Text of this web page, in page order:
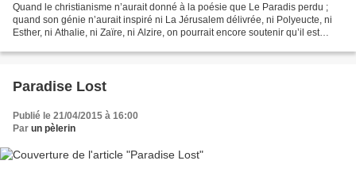
Quand le christianisme n’aurait donné à la poésie que Le Paradis perdu ;
quand son génie n’aurait inspiré ni La Jérusalem délivrée, ni Polyeucte, ni
Esther, ni Athalie, ni Zaïre, ni Alzire, on pourrait encore soutenir qu’il est
Paradise Lost
Publié le 21/04/2015 à 16:00
Par un pèlerin